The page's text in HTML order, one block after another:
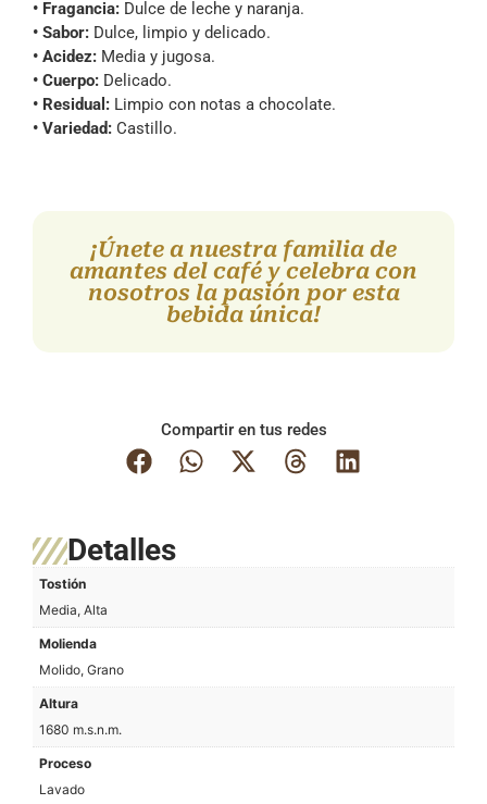
• Fragancia: Dulce de leche y naranja.
• Sabor: Dulce, limpio y delicado.
• Acidez: Media y jugosa.
• Cuerpo: Delicado.
• Residual: Limpio con notas a chocolate.
• Variedad: Castillo.
¡Únete a nuestra familia de
amantes del café y celebra con
nosotros la pasión por esta
bebida única!
Compartir en tus redes
Detalles
Tostión
Media, Alta
Molienda
Molido, Grano
Altura
1680 m.s.n.m.
Proceso
Lavado